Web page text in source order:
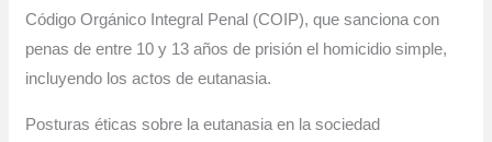
Código Orgánico Integral Penal (COIP), que sanciona con
penas de entre 10 y 13 años de prisión el homicidio simple,
incluyendo los actos de eutanasia.
Posturas éticas sobre la eutanasia en la sociedad